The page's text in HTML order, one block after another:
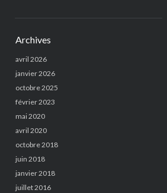
Archives
avril 2026
janvier 2026
octobre 2025
février 2023
mai 2020
avril 2020
octobre 2018
juin 2018
janvier 2018
juillet 2016